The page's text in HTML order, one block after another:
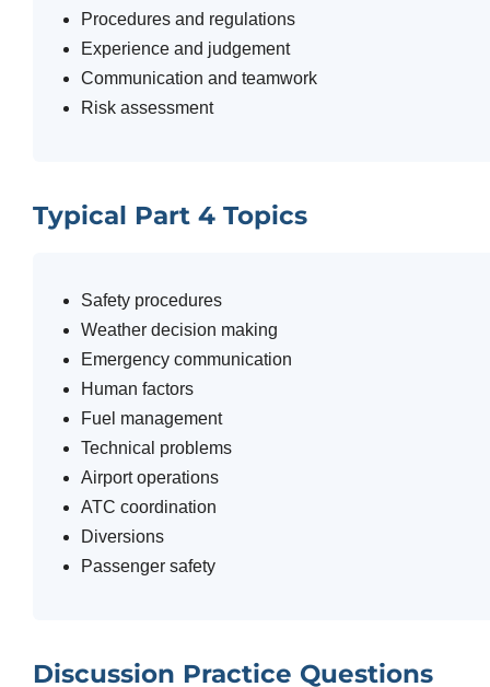
Procedures and regulations
Experience and judgement
Communication and teamwork
Risk assessment
Typical Part 4 Topics
Safety procedures
Weather decision making
Emergency communication
Human factors
Fuel management
Technical problems
Airport operations
ATC coordination
Diversions
Passenger safety
Discussion Practice Questions